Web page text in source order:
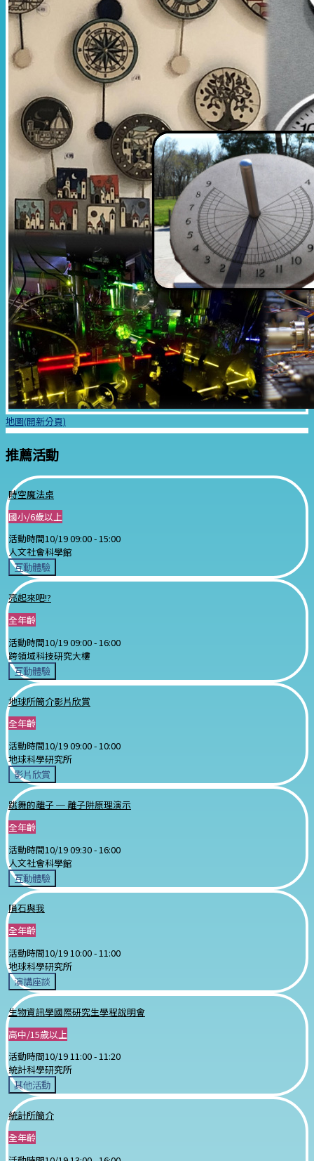
地圖(開新分頁)
推薦活動
時空魔法桌
國小/6歲以上
活動時間10/19 09:00 -15:00
人文社會科學館
互動體驗
亮起來吧!?
全年齡
活動時間10/19 09:00 -16:00
跨領域科技研究大樓
互動體驗
地球所簡介影片欣賞
全年齡
活動時間10/19 09:00 -10:00
地球科學研究所
影片欣賞
跳舞的離子 ─ 離子阱原理演示
全年齡
活動時間10/19 09:30 - 16:00
人文社會科學館
互動體驗
隕石與我
全年齡
活動時間10/19 10:00 -11:00
地球科學研究所
演講座談
生物資訊學國際研究生學程說明會
高中/15歲以上
活動時間10/19 11:00 -11:20
統計科學研究所
其他活動
統計所簡介
全年齡